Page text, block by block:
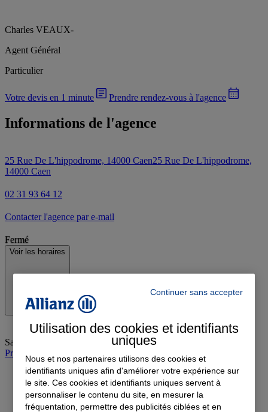
Charles VEAUX-
Agent Général
Particulier
Votre devis en 1 minute Prendre rendez-vous à l'agence
Informations de l'agence
25 Rue De L'hippodrome, 14000 Caen25 Rue De L'hippodrome,
14000 Caen
02 31 93 64 12
Contacter l'agence par e-mail
Fermé
Voir les horaires
Samedi
Prendre rendez-vous à l'agence
Continuer sans accepter
Utilisation des cookies et identifiants
uniques
Nous et nos partenaires utilisons des cookies et
identifiants uniques afin d'améliorer votre expérience sur
le site. Ces cookies et identifiants uniques servent à
personnaliser le contenu du site, en mesurer la
fréquentation, permettre des publicités ciblées et en